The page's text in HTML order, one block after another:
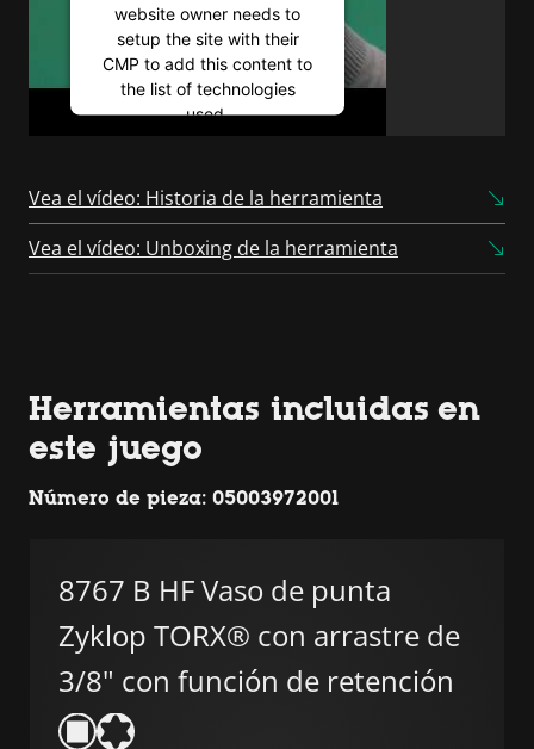
website owner needs to
setup the site with their
CMP to add this content to
the list of technologies
used.
Consent Management
Vea el vídeo: Historia de la herramienta
Vea el vídeo: Unboxing de la herramienta
Herramientas incluidas en
este juego
Número de pieza: 05003972001
8767 B HF Vaso de punta
Zyklop TORX® con arrastre de
3/8" con función de retención